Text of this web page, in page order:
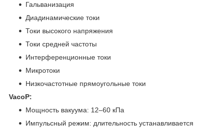
Гальванизация
Диадинамические токи
Токи высокого напряжения
Токи средней частоты
Интерференционные токи
Микротоки
Низкочастотные прямоугольные токи
VacoP:
Мощность вакуума: 12–60 кПа
Импульсный режим: длительность устанавливается